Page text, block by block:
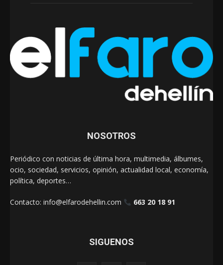
NOSOTROS
Periódico con noticias de última hora, multimedia, álbumes,
ocio, sociedad, servicios, opinión, actualidad local, economía,
política, deportes…
Contacto: info@elfarodehellin.com 663 20 18 91
SIGUENOS